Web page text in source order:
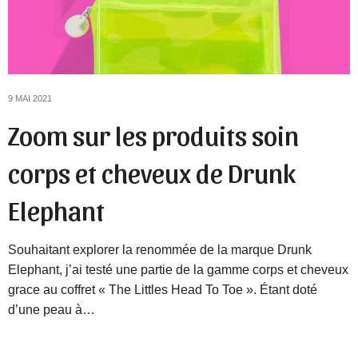
9 MAI 2021
Zoom sur les produits soin
corps et cheveux de Drunk
Elephant
Souhaitant explorer la renommée de la marque Drunk
Elephant, j’ai testé une partie de la gamme corps et cheveux
grace au coffret « The Littles Head To Toe ». Étant doté
d’une peau à…